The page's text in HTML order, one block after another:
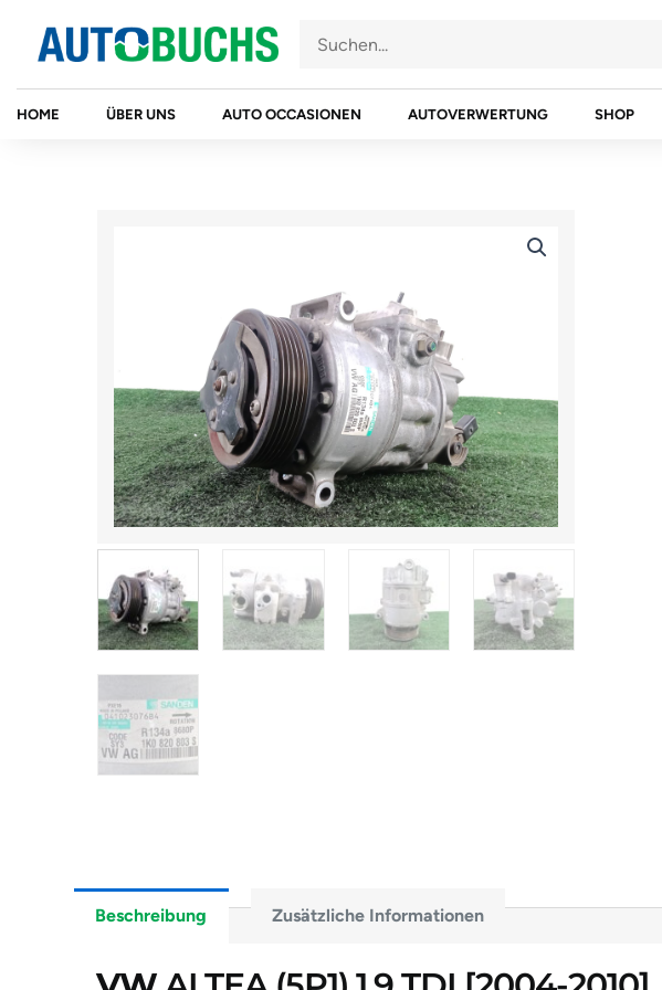
Inhalt
springen
HOME ÜBER UNS AUTO OCCASIONEN AUTOVERWERTUNG SHOP
Beschreibung Zusätzliche Informationen